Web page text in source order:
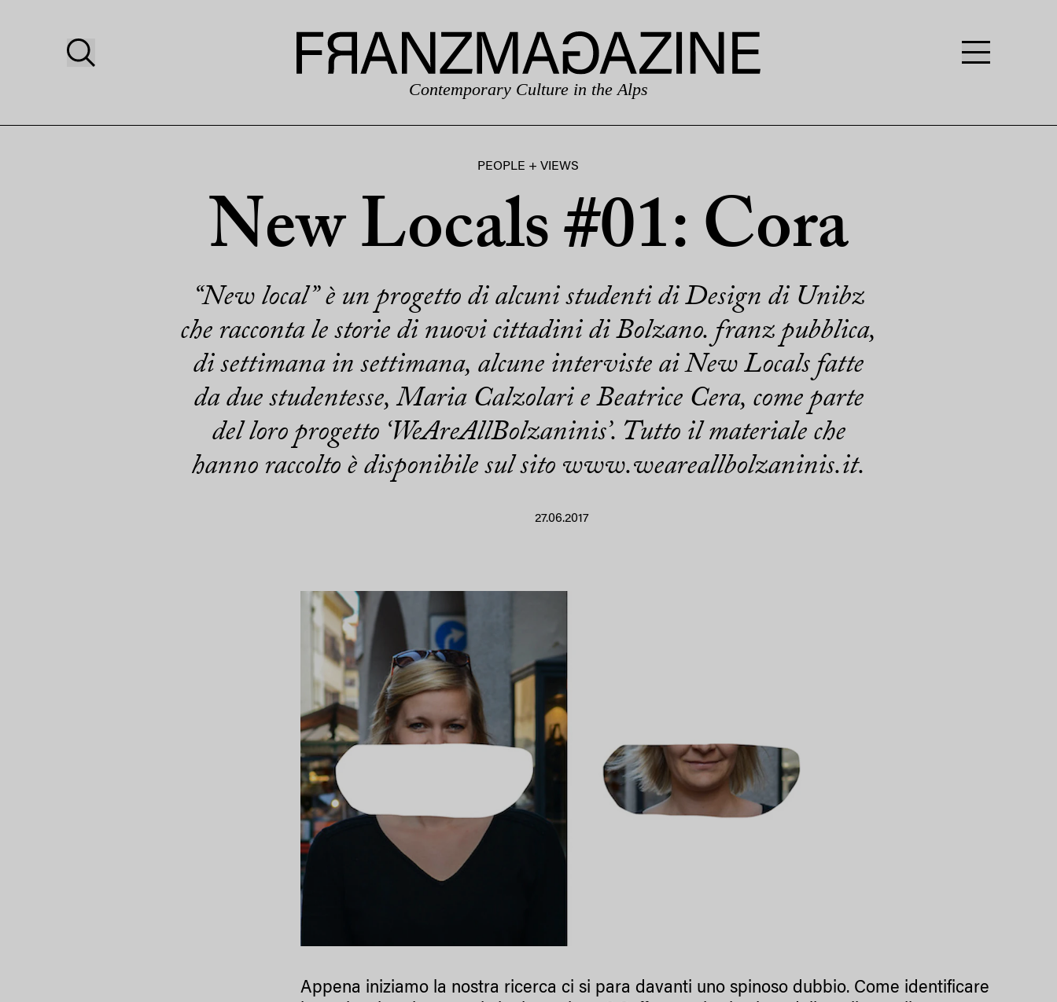
Contemporary Culture in the Alps
PEOPLE + VIEWS
New Locals #01: Cora
“New local” è un progetto di alcuni studenti di Design di Unibz
che racconta le storie di nuovi cittadini di Bolzano. franz pubblica,
di settimana in settimana, alcune interviste ai New Locals fatte
da due studentesse, Maria Calzolari e Beatrice Cera, come parte
del loro progetto ‘WeAreAllBolzaninis’. Tutto il materiale che
hanno raccolto è disponibile sul sito www.weareallbolzaninis.it.
27.06.2017
Appena iniziamo la nostra ricerca ci si para davanti uno spinoso dubbio. Come identificare